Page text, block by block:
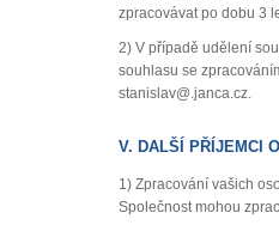
zpracovávat po dobu 3
2) V případě udělení
souhlasu se
stanislav@.janca.cz.
V. DALŠÍ PŘÍJEMCI
1) Zpracování vašich
Společnost mohou